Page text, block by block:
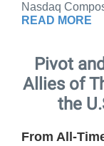
Nasdaq
READ MORE
Pivot
Allies of
the
From All-